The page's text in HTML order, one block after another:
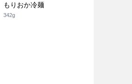
もりおか冷麺
342g